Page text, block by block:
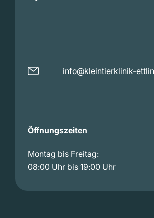
info@kleintierklinik-
Öffnungszeiten
Montag bis Freitag:
08:00 Uhr bis 19:00 Uhr